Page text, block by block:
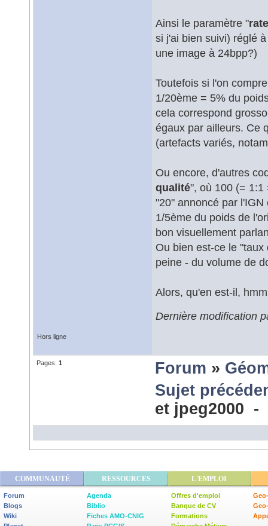
Ainsi le paramètre "rate
si j'ai bien suivi) réglé
une image à 24bpp?)
Toutefois si l'on
1/20ème = 5% du
cela correspond
égaux par ailleurs. Ce
(artefacts variés,
Ou encore, d'autres
qualité", où 100 (= 1:1
"20" annoncé par
1/5ème du poids de
bon visuellement
Ou bien est-ce le
peine - du volume de
Alors, qu'en est-il,
Dernière modification
Hors ligne
Pages: 1 Forum »
Sujet
et jpeg2000 -
COMMUNAUTÉ RESSOURCES L'EMPLOI
Forum
Blogs
Wiki
Agenda
Biblio
Fiches AMO-CNIG
Offres d'emploi
Banque de CV
Formations